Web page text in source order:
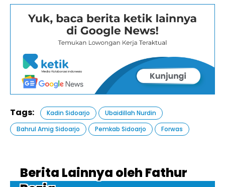
Tags: Kadin Sidoarjo
Ubaidillah Nurdin
Bahrul Amig Sidoarjo
Pemkab Sidoarjo Forwas
Berita Lainnya oleh Fathur